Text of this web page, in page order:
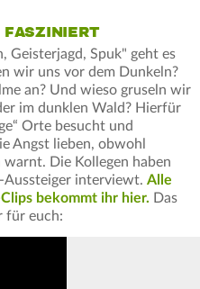
FASZINIERT
Geisterjagd, Spuk" geht es
wir uns vor dem Dunkeln?
an? Und wieso gruseln wir
im dunklen Wald? Hierfür
Orte besucht und
Angst lieben, obwohl
Die Kollegen haben
Aussteiger interviewt. Alle
bekommt ihr hier. Das
für euch: